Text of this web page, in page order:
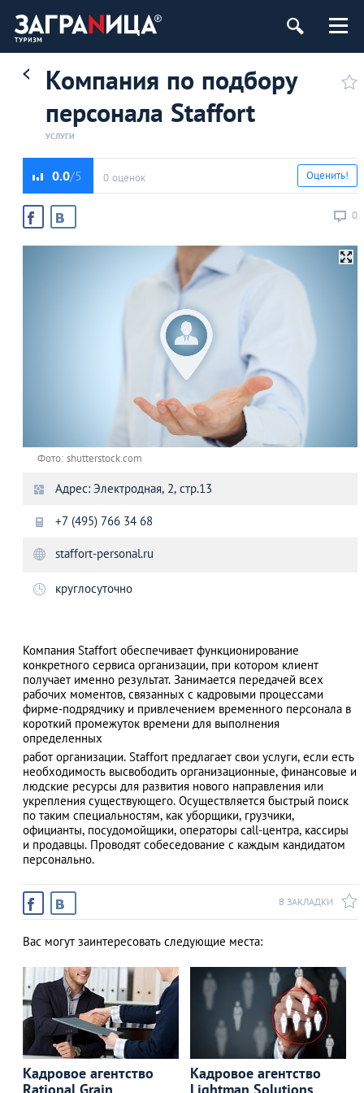
АЗАД
Компания по подбору
персонала Staffort
УСЛУГИ
0.0 0 оценок
0
Оценить!
Фото: shutterstock.com
Адрес: Электродная, 2, стр.13
+7 (495) 766 34 68
staffort-personal.ru
круглосуточно
Компания Staffort обеспечивает функционирование
конкретного сервиса организации, при котором клиент
получает именно результат. Занимается передачей всех
рабочих моментов, связанных с кадровыми процессами
фирме-подрядчику и привлечением временного персонала в
короткий промежуток времени для выполнения
определенных
работ организации. Staffort предлагает свои услуги, если есть
необходимость высвободить организационные, финансовые и
людские ресурсы для развития нового направления или
укрепления существующего. Осуществляется быстрый поиск
по таким специальностям, как уборщики, грузчики,
официанты, посудомойщики, операторы call-центра, кассиры
и продавцы. Проводят собеседование с каждым кандидатом
персонально.
В ЗАКЛАДКИ
Вас могут заинтересовать следующие места:
Кадровое агентство
Кадровое агентство